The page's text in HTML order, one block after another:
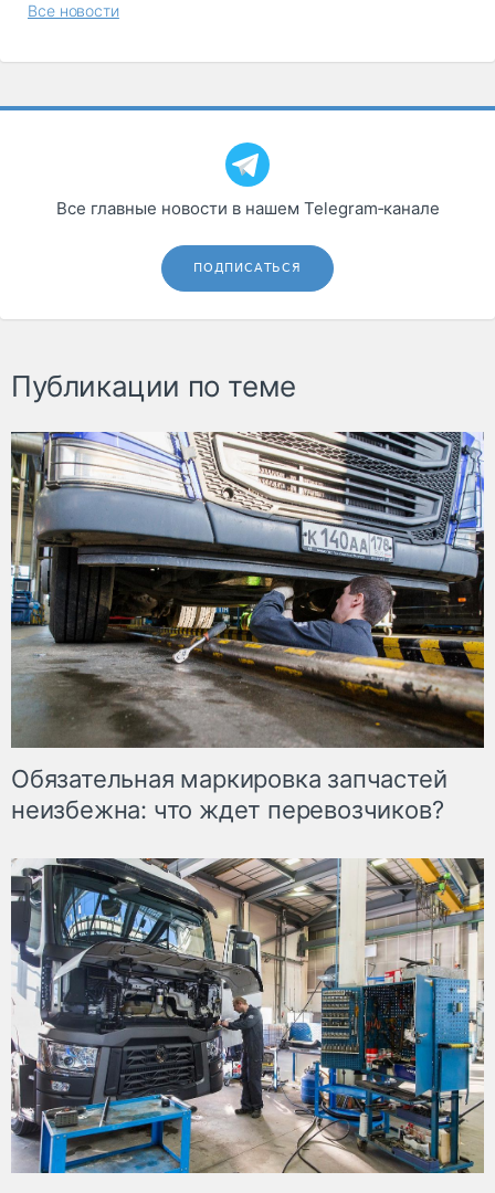
Все новости
Все главные новости в нашем Telegram‑канале
ПОДПИСАТЬСЯ
Публикации по теме
Обязательная маркировка запчастей
неизбежна: что ждет перевозчиков?